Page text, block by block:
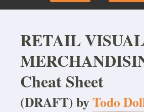
RETAIL VISUAL
Cheat Sheet
(DRAFT) byTodo